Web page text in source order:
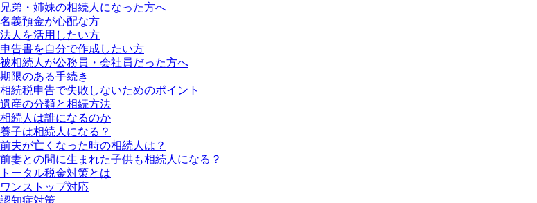
兄弟・姉妹の相続人になった方へ
名義預金が心配な方
法人を活用したい方
申告書を自分で作成したい方
被相続人が公務員・会社員だった方へ
期限のある手続き
相続税申告で失敗しないためのポイント
遺産の分類と相続方法
相続人は誰になるのか
養子は相続人になる？
前夫が亡くなった時の相続人は？
前妻との間に生まれた子供も相続人になる？
トータル税金対策とは
ワンストップ対応
認知症対策